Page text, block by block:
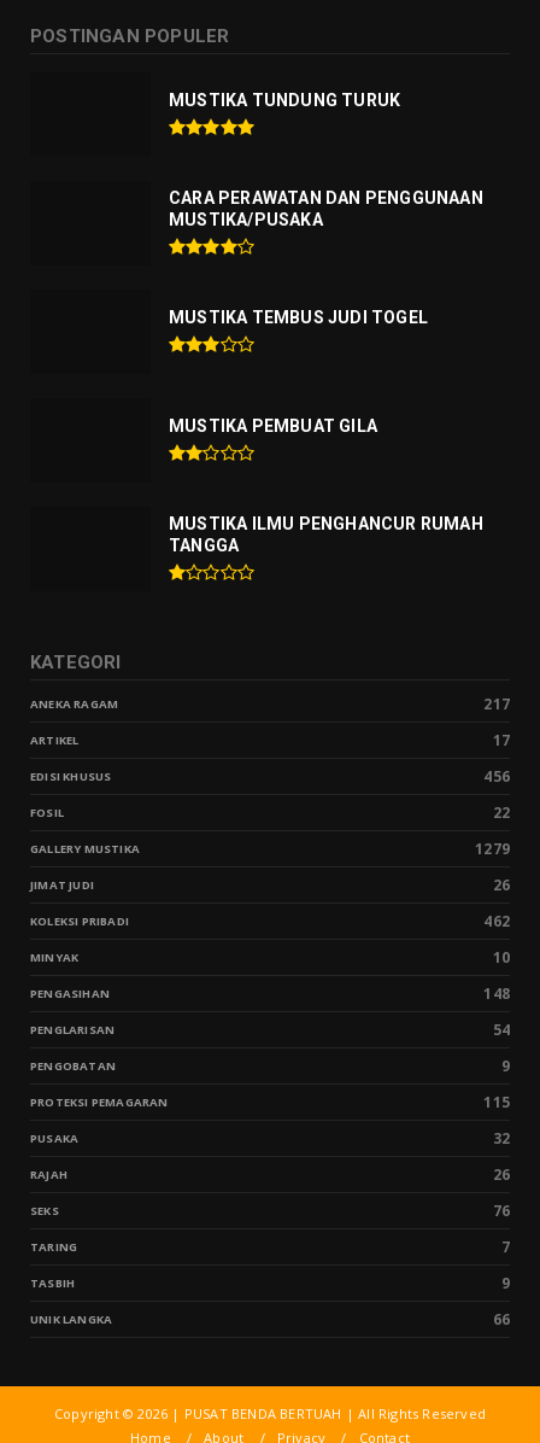
POSTINGAN POPULER
MUSTIKA TUNDUNG TURUK
CARA PERAWATAN DAN PENGGUNAAN
MUSTIKA/PUSAKA
MUSTIKA TEMBUS JUDI TOGEL
MUSTIKA PEMBUAT GILA
MUSTIKA ILMU PENGHANCUR RUMAH
TANGGA
KATEGORI
ANEKA RAGAM 217
ARTIKEL 17
EDISI KHUSUS 456
FOSIL 22
GALLERY MUSTIKA 1279
JIMAT JUDI 26
KOLEKSI PRIBADI 462
MINYAK 10
PENGASIHAN 148
PENGLARISAN 54
PENGOBATAN 9
PROTEKSI PEMAGARAN 115
PUSAKA 32
RAJAH 26
SEKS 76
TARING 7
TASBIH 9
UNIK LANGKA 66
Copyright ©2026 | PUSAT BENDA BERTUAH | All Rights Reserved
Home
About Privacy Contact